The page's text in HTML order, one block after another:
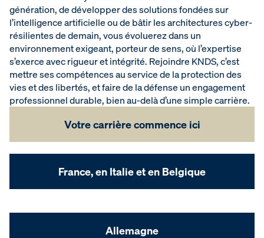
génération, de développer des solutions fondées sur
l’intelligence artificielle ou de bâtir les architectures cyber-
résilientes de demain, vous évoluerez dans un
environnement exigeant, porteur de sens, où l’expertise
s’exerce avec rigueur et intégrité. Rejoindre KNDS, c’est
mettre ses compétences au service de la protection des
vies et des libertés, et faire de la défense un engagement
professionnel durable, bien au-delà d’une simple carrière.
Votre carrière commence ici
France, en Italie et en Belgique
Allemagne